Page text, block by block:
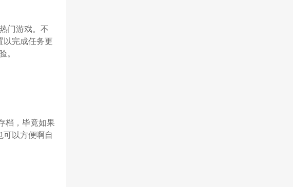
门游戏。不
以完成任务更
。
档，毕竟如果
可以方便啊自